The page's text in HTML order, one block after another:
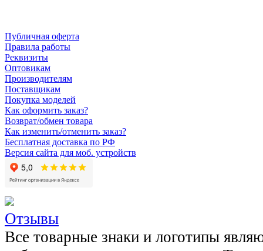
Публичная оферта
Правила работы
Реквизиты
Оптовикам
Производителям
Поставщикам
Покупка моделей
Как оформить заказ?
Возврат/обмен товара
Как изменить/отменить заказ?
Бесплатная доставка по РФ
Версия сайта для моб. устройств
Отзывы
Все товарные знаки и логотипы